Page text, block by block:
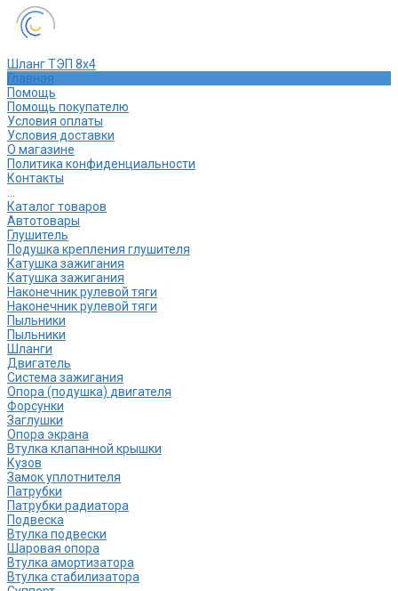
Шланг ТЭП 8х4
Главная
Помощь
Помощь покупателю
Условия оплаты
Условия доставки
О магазине
Политика конфиденциальности
Контакты
...
Каталог товаров
Автотовары
Глушитель
Подушка крепления глушителя
Катушка зажигания
Катушка зажигания
Наконечник рулевой тяги
Наконечник рулевой тяги
Пыльники
Пыльники
Шланги
Двигатель
Система зажигания
Опора (подушка) двигателя
Форсунки
Заглушки
Опора экрана
Втулка клапанной крышки
Кузов
Замок уплотнителя
Патрубки
Патрубки радиатора
Подвеска
Втулка подвески
Шаровая опора
Втулка амортизатора
Втулка стабилизатора